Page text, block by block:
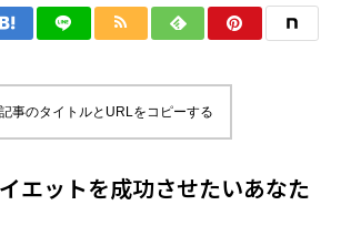
事のタイトルとURLをコピーする
エットを成功させたいあなた